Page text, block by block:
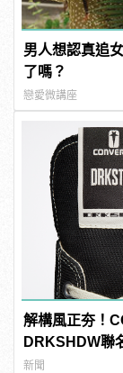
男人想認真追
了嗎？
戀愛微講座
解構風正夯！
DRKSHDW聯
新聞